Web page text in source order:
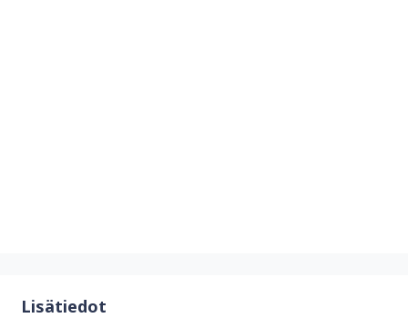
Lisätiedot